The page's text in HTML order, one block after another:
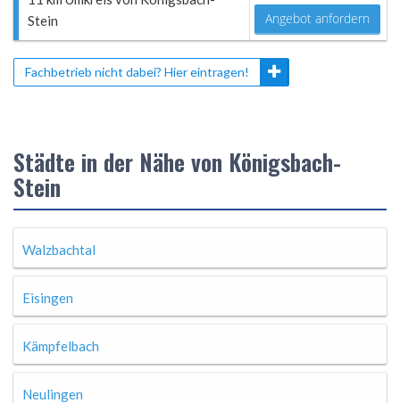
Stein
Angebot anfordern
Fachbetrieb nicht dabei? Hier eintragen!
Städte in der Nähe von Königsbach-
Stein
Walzbachtal
Eisingen
Kämpfelbach
Neulingen